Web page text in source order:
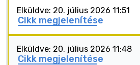
Elküldve: 20. július 2026 11:51
Cikk megjelenítése
Elküldve: 20. július 2026 11:48
Cikk megjelenítése